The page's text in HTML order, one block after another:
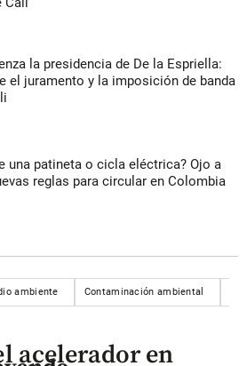
la presidencia de De la Espriella:
el juramento y la imposición de banda
una patineta o cicla eléctrica? Ojo a
reglas para circular en Colombia
ambiente Contaminación ambiental
acelerador en